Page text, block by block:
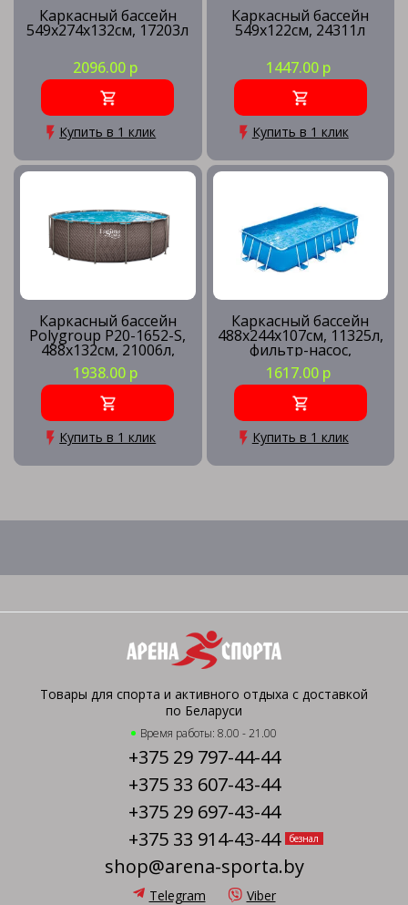
Каркасный бассейн
549х274х132см, 17203л
2096.00 р
Купить в 1 клик
Каркасный бассейн
549х122см, 24311л
1447.00 р
Купить в 1 клик
Каркасный бассейн
Polygroup P20-1652-S,
488х132см, 21006л,
песочный фильтр-
насос, лестница,
подстилка, тент,
наб.д/чистки, скиммер
1938.00 р
Купить в 1 клик
Каркасный бассейн
488х244х107см, 11325л,
фильтр-насос,
лестница, подстилка,
тент, скиммер
1617.00 р
Купить в 1 клик
Товары для спорта и активного отдыха с доставкой
по Беларуси
Время работы: 8.00 - 21.00
+375 29 797-44-44
+375 33 607-43-44
+375 29 697-43-44
+375 33 914-43-44
безнал
shop@arena-sporta.by
Telegram Viber